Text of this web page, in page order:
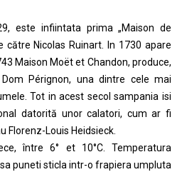
este infiintata prima „Maison de
către Nicolas Ruinart. In 1730 apare
Maison Moët et Chandon, produce,
Pérignon, una dintre cele mai
Tot in acest secol sampania isi
datorită unor calatori, cum ar fi
Florenz-Louis Heidsieck.
între 6° et 10°C. Temperatura
puneti sticla intr-o frapiera umpluta